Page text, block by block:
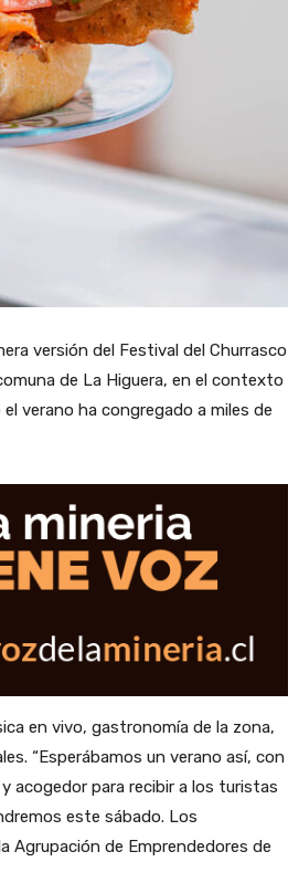
versión del Festival del Churrasco
de La Higuera, en el contexto
verano ha congregado a miles de
en vivo, gastronomía de la zona,
“Esperábamos un verano así, con
acogedor para recibir a los turistas
este sábado. Los
Agrupación de Emprendedores de